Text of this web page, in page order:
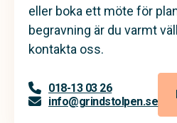
eller boka ett möte för
begravning är du varmt
kontakta oss.
018-13 03 26
info@grindstolpen.se